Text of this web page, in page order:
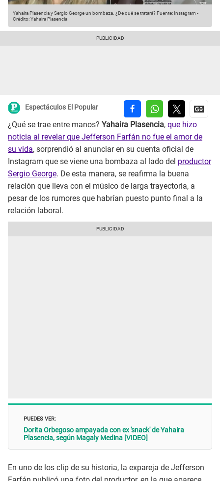
Yahaira Plasencia y Sergio George un bombaza. ¿De qué se tratará?Fuente: Instagram -
Crédito: Yahaira Plasencia
Espectáculos El Popular
¿Qué se trae entre manos? Yahaira Plasencia, que hizo
noticia al revelar que Jefferson Farfán no fue el amor de
su vida, sorprendió al anunciar en su cuenta oficial de
Instagram que se viene una bombaza al lado del productor
Sergio George. De esta manera, se reafirma la buena
relación que lleva con el músico de larga trayectoria, a
pesar de los rumores que habrían puesto punto final a la
relación laboral.
PUEDES VER:
Dorita Orbegoso ampayada con ex 'snack' de Yahaira
Plasencia, según Magaly Medina [VIDEO]
En uno de los clip de su historia, la expareja de Jefferson